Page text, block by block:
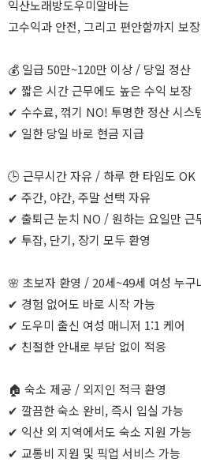
익산노래방도우미알바는
고수익과 안전, 그리고 편안함까지 보
💰 일급 50만~120만 이상 / 당일 정산
✔ 짧은 시간 근무에도 높은 수익 보장
✔ 수수료, 꺾기 NO! 투명한 정산 시스
✔ 일한 당일 바로 현금 지급
🕒 근무시간 자유 / 하루 한 타임도 OK
✔ 주간, 야간, 주말 선택 자유
✔ 출퇴근 눈치 NO / 원하는 요일만 근
✔ 투잡, 단기, 장기 모두 환영
🌸 초보자 환영 / 20세~49세 여성 누구
✔ 경험 없어도 바로 시작 가능
✔ 도우미 출신 여성 매니저 1:1 케어
✔ 친절한 안내로 부담 없이 적응
🏠 숙소 제공 / 외지인 적극 환영
✔ 깔끔한 숙소 완비, 즉시 입실 가능
✔ 익산 외 지역에서도 숙소 지원 가능
✔ 교통비 지원 및 픽업 서비스 가능